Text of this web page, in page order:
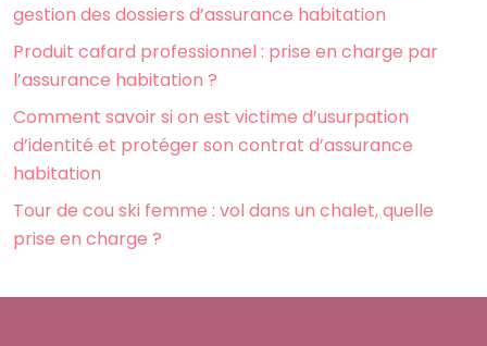
gestion des dossiers d’assurance habitation
Produit cafard professionnel : prise en charge par
l’assurance habitation ?
Comment savoir si on est victime d’usurpation
d’identité et protéger son contrat d’assurance
habitation
Tour de cou ski femme : vol dans un chalet, quelle
prise en charge ?